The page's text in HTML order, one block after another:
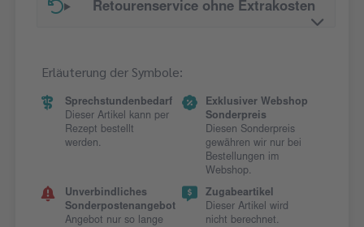
Retourenservice ohne Extrakosten
Erläuterung der Symbole:
Sprechstundenbedarf
Dieser Artikel kann per
Rezept bestellt
werden.
Exklusiver Webshop
Sonderpreis
Diesen Sonderpreis
gewähren wir nur bei
Bestellungen im
Webshop.
Unverbindliches
Sonderpostenangebot
Angebot nur so lange
Zugabeartikel
Dieser Artikel wird
nicht berechnet.